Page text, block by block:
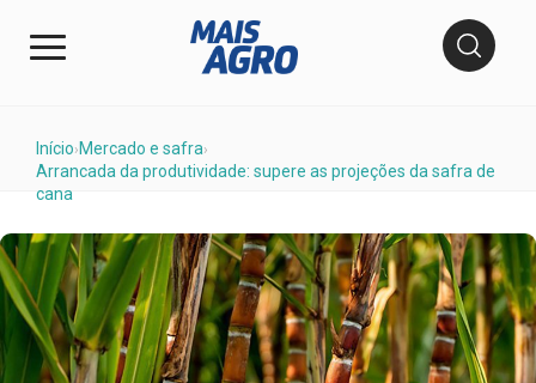
Início› Mercado e safra›
Arrancada da produtividade: supere as projeções da safra de
cana